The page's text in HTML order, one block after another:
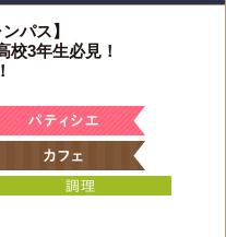
パス】
校3年生必見！